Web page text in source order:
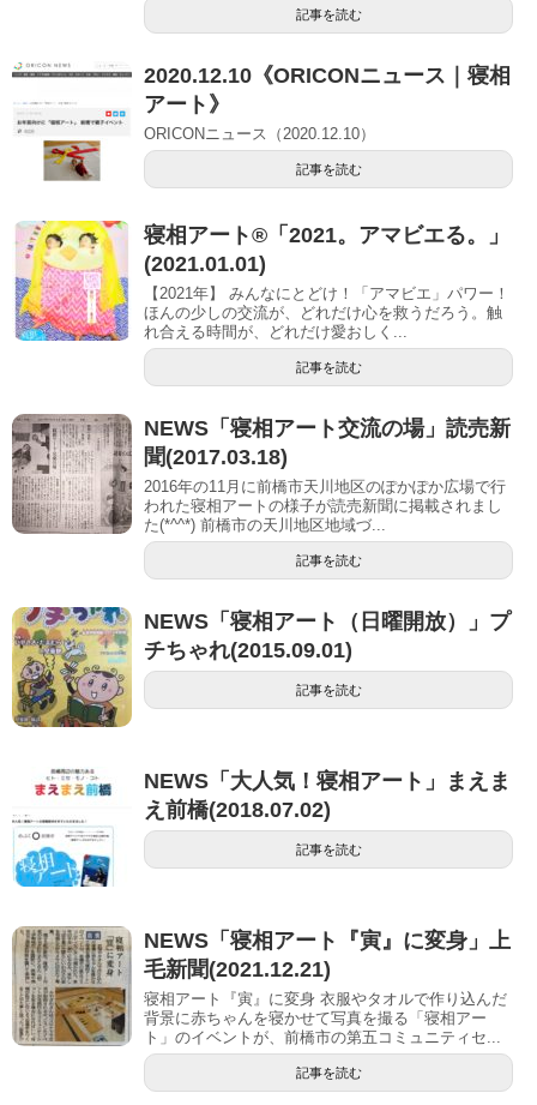
記事を読む
2020.12.10《ORICONニュース｜寝相
アート》
ORICONニュース（2020.12.10）
記事を読む
寝相アート®︎「2021。アマビエる。」
(2021.01.01)
【2021年】 みんなにとどけ！「アマビエ」パワー！
ほんの少しの交流が、どれだけ心を救うだろう。触
れ合える時間が、どれだけ愛おしく...
記事を読む
NEWS「寝相アート交流の場」読売新
聞(2017.03.18)
2016年の11月に前橋市天川地区のぽかぽか広場で行
われた寝相アートの様子が読売新聞に掲載されまし
た(*^^*) 前橋市の天川地区地域づ...
記事を読む
NEWS「寝相アート（日曜開放）」プ
チちゃれ(2015.09.01)
記事を読む
NEWS「大人気！寝相アート」まえま
え前橋(2018.07.02)
記事を読む
NEWS「寝相アート『寅』に変身」上
毛新聞(2021.12.21)
寝相アート『寅』に変身 衣服やタオルで作り込んだ
背景に赤ちゃんを寝かせて写真を撮る「寝相アー
ト」のイベントが、前橋市の第五コミュニティセ...
記事を読む